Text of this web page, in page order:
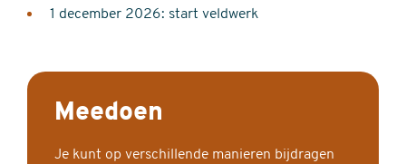
1 december 2026: start veldwerk
Meedoen
Je kunt op verschillende manieren bijdragen